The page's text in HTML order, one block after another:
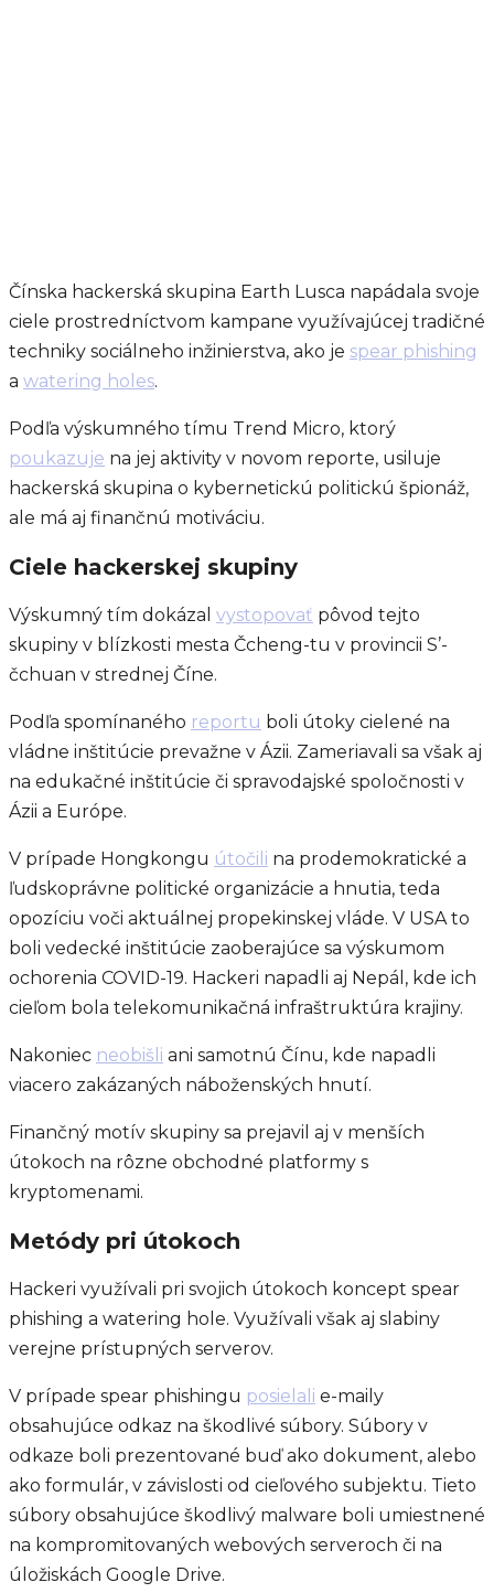
Čínska hackerská skupina Earth Lusca napádala svoje
ciele prostredníctvom kampane využívajúcej tradičné
techniky sociálneho inžinierstva, ako je spear phishing
a watering holes.
Podľa výskumného tímu Trend Micro, ktorý
poukazuje na jej aktivity v novom reporte, usiluje
hackerská skupina o kybernetickú politickú špionáž,
ale má aj finančnú motiváciu.
Ciele hackerskej skupiny
Výskumný tím dokázal vystopovať pôvod tejto
skupiny v blízkosti mesta Čcheng-tu v provincii S’-
čchuan v strednej Číne.
Podľa spomínaného reportu boli útoky cielené na
vládne inštitúcie prevažne v Ázii. Zameriavali sa však aj
na edukačné inštitúcie či spravodajské spoločnosti v
Ázii a Európe.
V prípade Hongkongu útočili na prodemokratické a
ľudskoprávne politické organizácie a hnutia, teda
opozíciu voči aktuálnej propekinskej vláde. V USA to
boli vedecké inštitúcie zaoberajúce sa výskumom
ochorenia COVID-19. Hackeri napadli aj Nepál, kde ich
cieľom bola telekomunikačná infraštruktúra krajiny.
Nakoniec neobišli ani samotnú Čínu, kde napadli
viacero zakázaných náboženských hnutí.
Finančný motív skupiny sa prejavil aj v menších
útokoch na rôzne obchodné platformy s
kryptomenami.
Metódy pri útokoch
Hackeri využívali pri svojich útokoch koncept spear
phishing a watering hole. Využívali však aj slabiny
verejne prístupných serverov.
V prípade spear phishingu posielali e-maily
obsahujúce odkaz na škodlivé súbory. Súbory v
odkaze boli prezentované buď ako dokument, alebo
ako formulár, v závislosti od cieľového subjektu. Tieto
súbory obsahujúce škodlivý malware boli umiestnené
na kompromitovaných webových serveroch či na
úložiskách Google Drive.